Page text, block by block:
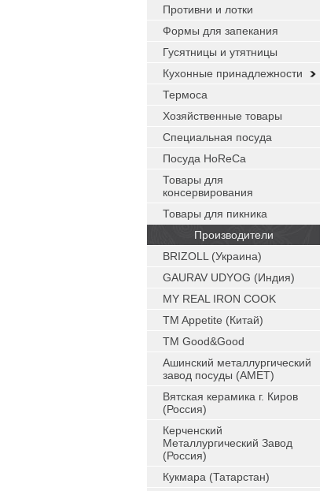
Противни и лотки
Формы для запекания
Гусятницы и утятницы
Кухонные принадлежности
Термоса
Хозяйственные товары
Специальная посуда
Посуда HoReCa
Товары для
консервирования
Товары для пикника
Производители
BRIZOLL (Украина)
GAURAV UDYOG (Индия)
MY REAL IRON COOK
TM Appetite (Китай)
TM Good&Good
Ашинский металлургический
завод посуды (АМЕТ)
Вятская керамика г. Киров
(Россия)
Керченский
Металлургический Завод
(Россия)
Кукмара (Татарстан)